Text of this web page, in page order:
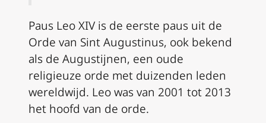
Paus Leo XIV is de eerste paus uit de
Orde van Sint Augustinus, ook bekend
als de Augustijnen, een oude
religieuze orde met duizenden leden
wereldwijd. Leo was van 2001 tot 2013
het hoofd van de orde.